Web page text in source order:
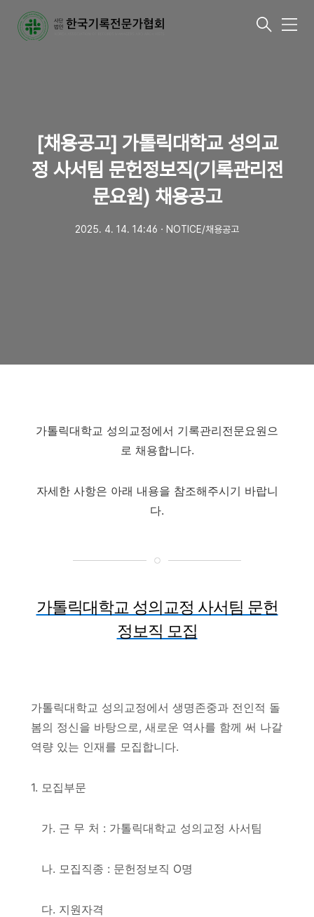
메
[채용공고] 가톨릭대학교 성의교
정 사서팀 문헌정보직(기록관리전
문요원) 채용공고
2025. 4. 14. 14:46 ㆍ NOTICE/채용공고
가톨릭대학교 성의교정에서 기록관리전문요원으
로 채용합니다.
자세한 사항은 아래 내용을 참조해주시기 바랍니
다.
가톨릭대학교 성의교정 사서팀 문헌
정보직 모집
가톨릭대학교 성의교정에서 생명존중과 전인적 돌
봄의 정신을 바탕으로, 새로운 역사를 함께 써 나갈
역량 있는 인재를 모집합니다.
1. 모집부문
가. 근 무 처 : 가톨릭대학교 성의교정 사서팀
나. 모집직종 : 문헌정보직 O명
다. 지원자격